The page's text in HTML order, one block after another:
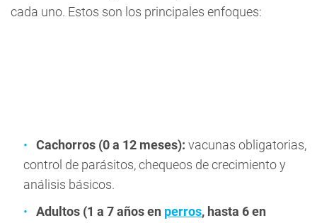
cada uno. Estos son los principales enfoques:
Cachorros (0 a 12 meses): vacunas obligatorias,
control de parásitos, chequeos de crecimiento y
análisis básicos.
Adultos (1 a 7 años en perros, hasta 6 en